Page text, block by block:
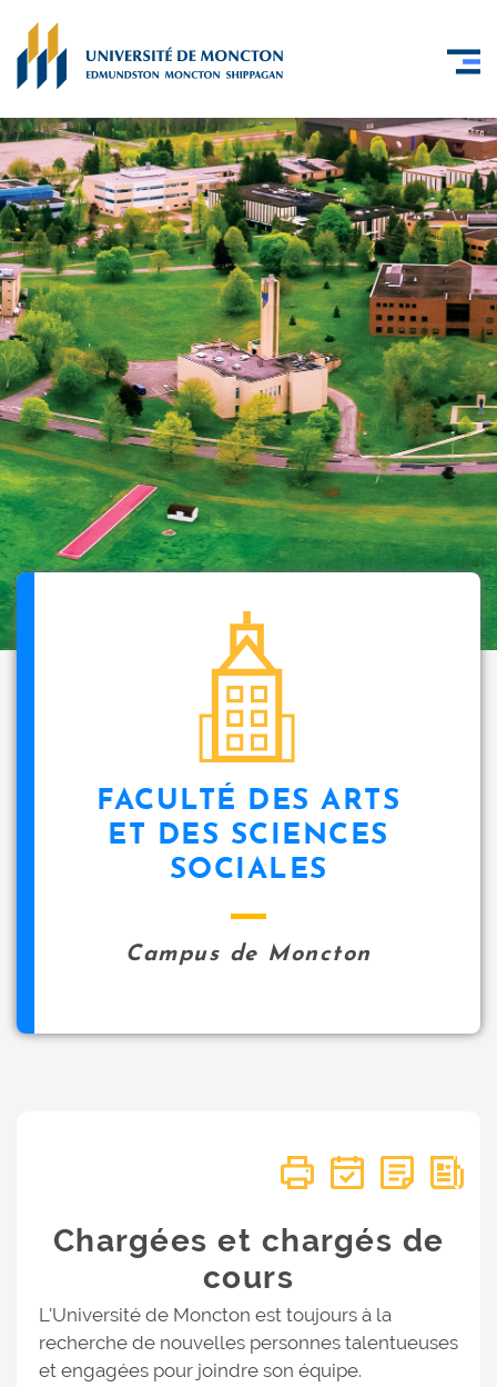
FACULTÉ DES ARTS
ET DES SCIENCES
SOCIALES
Campus de Moncton
Chargées et chargés de
cours
L'Université de Moncton est toujours à la
recherche de nouvelles personnes talentueuses
et engagées pour joindre son équipe.